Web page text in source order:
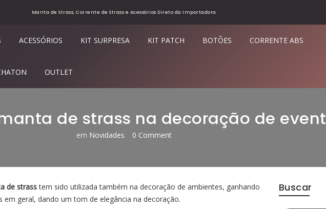
Manta de Strass, Corrente de Strass e Acessórios Direto da Importadora
ACESSÓRIOS KIT SURPRESA KIT PATCH BOTÕES CORRENTE ABS
OUTLET
de strass na decoração de
em Novidades 0 Comment
de strasstem sido utilizada também na decoração de ambientes, ganhando
geral, dando um tom de elegância na decoração.
Buscar